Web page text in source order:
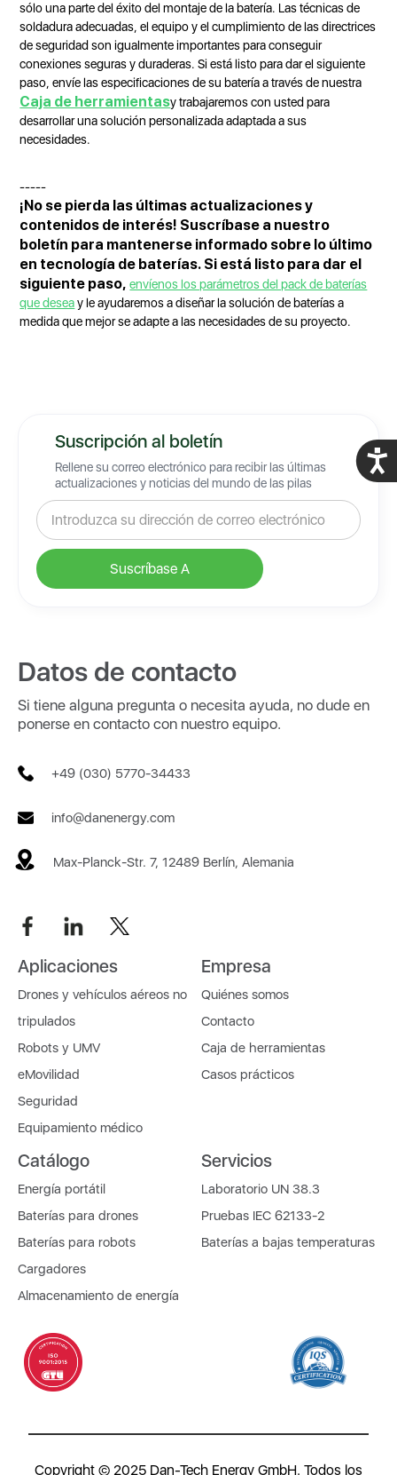
sólo una parte del éxito del montaje de la batería. Las técnicas de
soldadura adecuadas, el equipo y el cumplimiento de las directrices
de seguridad son igualmente importantes para conseguir
conexiones seguras y duraderas. Si está listo para dar el siguiente
paso, envíe las especificaciones de su batería a través de nuestra
Caja de herramientasy trabajaremos con usted para
desarrollar una solución personalizada adaptada a sus
necesidades.
-----
¡No se pierda las últimas actualizaciones y
contenidos de interés! Suscríbase a nuestro
boletín para mantenerse informado sobre lo último
en tecnología de baterías. Si está listo para dar el
siguiente paso, envíenos los parámetros del pack de baterías
que deseay le ayudaremos a diseñar la solución de baterías a
medida que mejor se adapte a las necesidades de su proyecto.
Suscripción al boletín
Rellene su correo electrónico para recibir las últimas
actualizaciones y noticias del mundo de las pilas
Datos de contacto
Si tiene alguna pregunta o necesita ayuda, no dude en
ponerse en contacto con nuestro equipo.
+49 (030) 5770-34433
info@danenergy.com
Max-Planck-Str. 7, 12489 Berlín, Alemania
Aplicaciones
Drones y vehículos aéreos no
tripulados
Robots y UMV
eMovilidad
Seguridad
Equipamiento médico
Empresa
Quiénes somos
Contacto
Caja de herramientas
Casos prácticos
Catálogo
Energía portátil
Baterías para drones
Baterías para robots
Cargadores
Almacenamiento de energía
Servicios
Laboratorio UN 38.3
Pruebas IEC 62133-2
Baterías a bajas temperaturas
Copyright © 2025 Dan-Tech Energy GmbH. Todos los